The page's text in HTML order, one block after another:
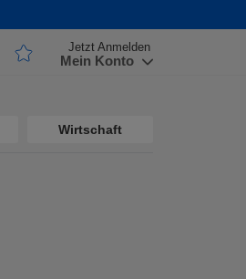
Jetzt Anmelden
Mein Konto
Wirtschaft